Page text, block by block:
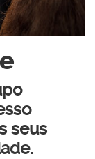
seus